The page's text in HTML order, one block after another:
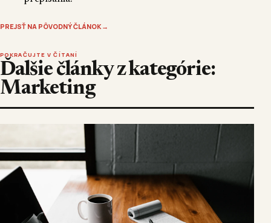
PREJSŤ NA PÔVODNÝ ČLÁNOK→
POKRAČUJTE V ČÍTANÍ
Ďalšie články z kategórie:
Marketing